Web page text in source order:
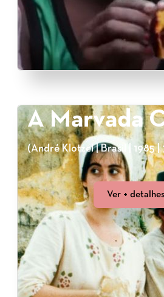
A Marvada
(André Klotzel | Brasil | 1985 |
Ver + detalhes